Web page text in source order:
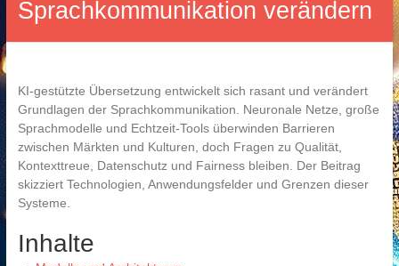
Sprachkommunikation verändern
KI-gestützte Übersetzung entwickelt sich rasant und verändert
Grundlagen der Sprachkommunikation. Neuronale Netze, große
Sprachmodelle und Echtzeit-Tools überwinden Barrieren
zwischen Märkten und Kulturen, doch Fragen zu Qualität,
Kontexttreue, Datenschutz und Fairness bleiben. Der Beitrag
skizziert Technologien, Anwendungsfelder und Grenzen dieser
Systeme.
Inhalte